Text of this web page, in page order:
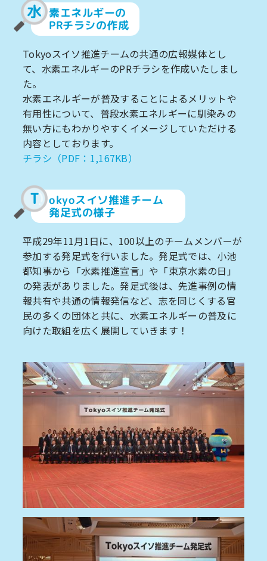
水 素エネルギーの
PRチラシの作成
Tokyoスイソ推進チームの共通の広報媒体とし
て、水素エネルギーのPRチラシを作成いたしまし
た。
水素エネルギーが普及することによるメリットや
有用性について、普段水素エネルギーに馴染みの
無い方にもわかりやすくイメージしていただける
内容としております。
チラシ（PDF：1,167KB）
T okyoスイソ推進チーム
発足式の様子
平成29年11月1日に、100以上のチームメンバーが
参加する発足式を行いました。発足式では、小池
都知事から「水素推進宣言」や「東京水素の日」
の発表がありました。発足式後は、先進事例の情
報共有や共通の情報発信など、志を同じくする官
民の多くの団体と共に、水素エネルギーの普及に
向けた取組を広く展開していきます！